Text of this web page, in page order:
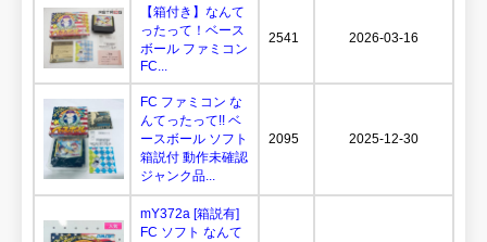
【箱付き】なんて
ったって！ベース
ボール ファミコン
FC...
2541 2026-03-16
FC ファミコン な
んてったって!! ベ
ースボール ソフト
箱説付 動作未確認
ジャンク品...
2095 2025-12-30
mY372a [箱説有]
FC ソフト なんて